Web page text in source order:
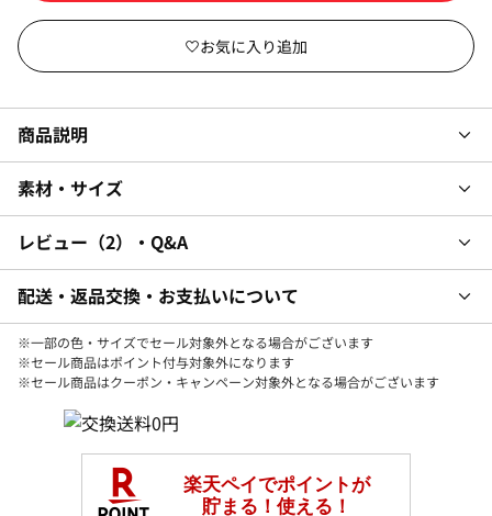
商品説明
素材・サイズ
レビュー 2 ・Q&A
配送・返品交換・お支払いについて
※一部の色・サイズでセール対象外となる場合がございます
※セール商品はポイント付与対象外になります
※セール商品はクーポン・キャンペーン対象外となる場合がございます